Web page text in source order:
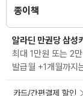
종이책
알라딘 만권당 삼성
최대 1만원 또는 2
발급월 +1개월까지
카드/간편결제 할인